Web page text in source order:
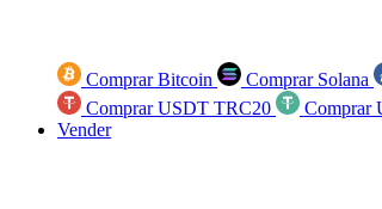
Comprar Bitcoin Comprar Solana
Comprar USDT TRC20
Comprar
Vender